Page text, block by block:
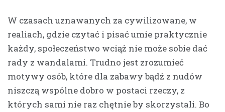
W czasach uznawanych za cywilizowane, w
realiach, gdzie czytać i pisać umie praktycznie
każdy, społeczeństwo wciąż nie może sobie dać
rady z wandalami. Trudno jest zrozumieć
motywy osób, które dla zabawy bądź z nudów
niszczą wspólne dobro w postaci rzeczy, z
których sami nie raz chętnie by skorzystali. Bo